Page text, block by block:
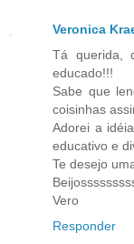
Veronica
Tá querida,
educado!!!
Sabe que
coisinhas
Adorei a
educativo e
Te desejo
Vero
Responder